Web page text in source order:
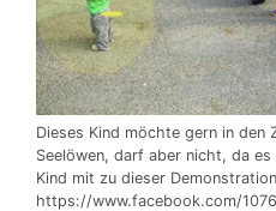
Dieses Kind möchte gern in den
Seelöwen, darf aber nicht, da
Kind mit zu dieser
https://www.facebook.com/